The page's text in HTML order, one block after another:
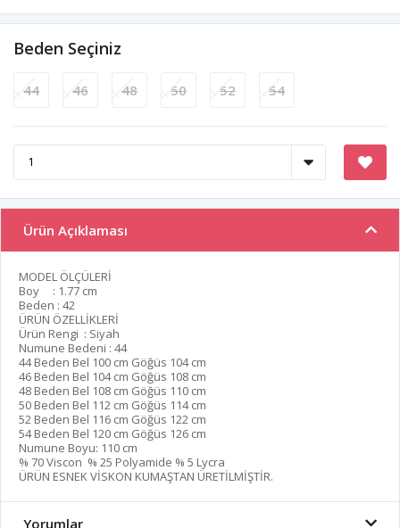
Beden Seçiniz
44 46 48 50 52 54
Ürün Açıklaması
MODEL ÖLÇÜLERİ
Boy : 1.77 cm
Beden : 42
ÜRÜN ÖZELLİKLERİ
Ürün Rengi : Siyah
Numune Bedeni : 44
44 Beden Bel 100 cm Göğüs 104 cm
46 Beden Bel 104 cm Göğüs 108 cm
48 Beden Bel 108 cm Göğüs 110 cm
50 Beden Bel 112 cm Göğüs 114 cm
52 Beden Bel 116 cm Göğüs 122 cm
54 Beden Bel 120 cm Göğüs 126 cm
Numune Boyu: 110 cm
% 70 Viscon % 25 Polyamide % 5 Lycra
ÜRÜN ESNEK VİSKON KUMAŞTAN ÜRETİLMİŞTİR.
Yorumlar